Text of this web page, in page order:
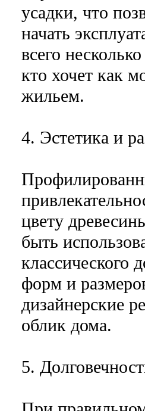
усадки, что
начать
всего
кто хочет как
жильем.
4. Эстетика и
цвету
быть
классического
форм и
дизайнерские
облик дома.
5.